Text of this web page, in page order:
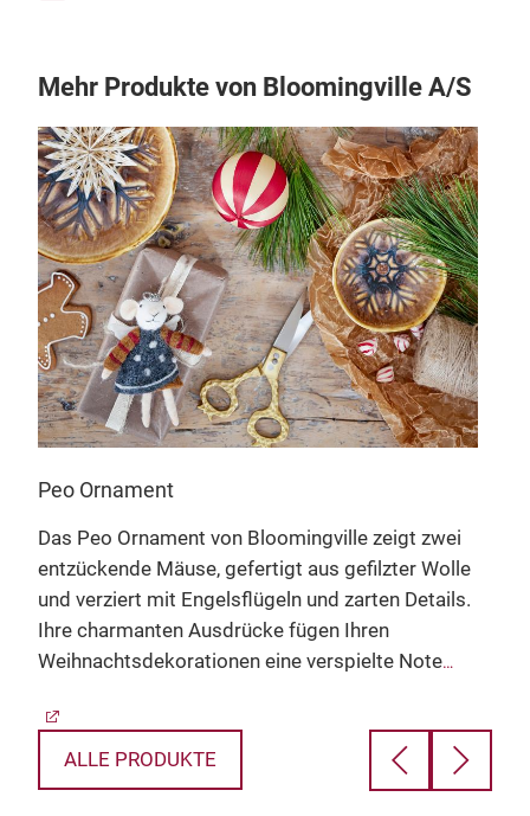
Mehr Produkte von Bloomingville A/S
Peo Ornament
Das Peo Ornament von Bloomingville zeigt zwei
entzückende Mäuse, gefertigt aus gefilzter Wolle
und verziert mit Engelsflügeln und zarten Details.
Ihre charmanten Ausdrücke fügen Ihren
Weihnachtsdekorationen eine verspielte Note
Aufhängeschnur, was das Anzeigen am
Weihnachtsbaum oder das Einbeziehen in ein
festliches Arrangement erleichtert.
ALLE PRODUKTE